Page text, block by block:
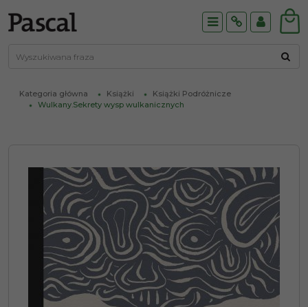
MenuInfoPanel
Kategoria główna Książki
Książki Podróżnicze
Wulkany.Sekrety wysp wulkanicznych